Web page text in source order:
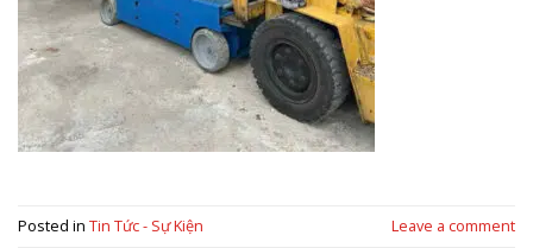
Posted in Tin Tức - Sự Kiện Leave a comment